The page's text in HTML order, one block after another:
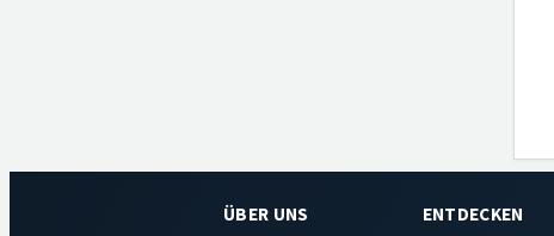
ÜBER UNS ENTDECKEN